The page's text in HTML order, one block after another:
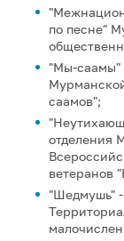
по песне"
"Мы-саамы"
саамов";
отделения
ветеранов
"Шедмушь" -